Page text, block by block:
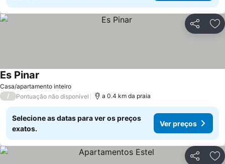
Partilhar
Casa/apartamento inteiro
Es Pinar
/ Pontuação não disponível a 0.4 km da praia
Selecione as datas para ver os preços
exatos.
Ver preços
Partilhar